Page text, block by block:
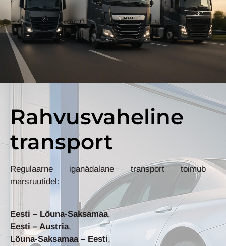
Rahvusvaheline
transport
Regulaarne iganädalane transport toimub
marsruutidel:
Eesti – Lõuna-Saksamaa,
Eesti – Austria,
Lõuna-Saksamaa – Eesti,